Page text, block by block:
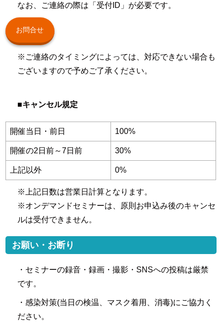
なお、ご連絡の際は「受付ID」が必要です。
お問合せ
※ご連絡のタイミングによっては、対応できない場合も
ございますので予めご了承ください。
■キャンセル規定
開催当日・前日 100%
開催の2日前～7日前 30%
上記以外 0%
※上記日数は営業日計算となります。
※オンデマンドセミナーは、原則お申込み後のキャンセ
ルは受付できません。
お願い・お断り
・セミナーの録音・録画・撮影・SNSへの投稿は厳禁
です。
・感染対策(当日の検温、マスク着用、消毒)にご協力く
ださい。